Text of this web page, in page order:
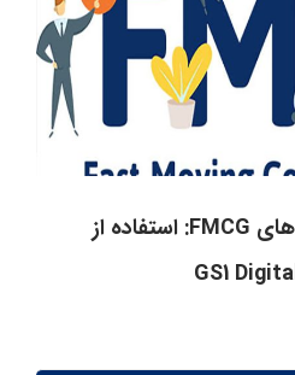
توانمندسازی صنعت کالاهای FMCG: استفاده از